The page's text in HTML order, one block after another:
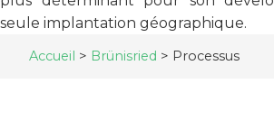
seule implantation géographique.
Accueil > Brünisried > Processus